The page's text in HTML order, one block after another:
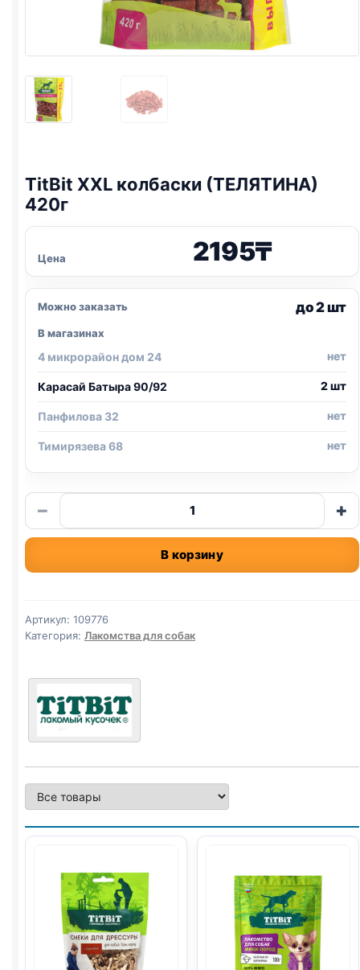
TitBit XXL колбаски (ТЕЛЯТИНА)
420г
Цена 2195₸
Можно заказать до 2 шт
В магазинах
4 микрорайон дом 24 нет
Карасай Батыра 90/92 2 шт
Панфилова 32 нет
Тимирязева 68 нет
−
Количество
товара
TitBit
колбаски
420г
+
В корзину
Артикул: 109776
Категория: Лакомства для собак